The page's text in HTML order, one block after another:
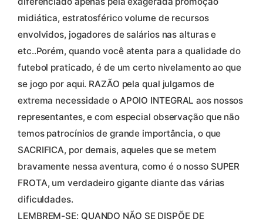
midiática, estratosférico volume de recursos
envolvidos, jogadores de salários nas alturas e
etc..Porém, quando você atenta para a qualidade do
futebol praticado, é de um certo nivelamento ao que
se jogo por aqui. RAZÃO pela qual julgamos de
extrema necessidade o APOIO INTEGRAL aos nossos
representantes, e com especial observação que não
temos patrocínios de grande importância, o que
SACRIFICA, por demais, aqueles que se metem
bravamente nessa aventura, como é o nosso SUPER
FROTA, um verdadeiro gigante diante das várias
dificuldades.
LEMBREM-SE: QUANDO NÃO SE DISPÕE DE